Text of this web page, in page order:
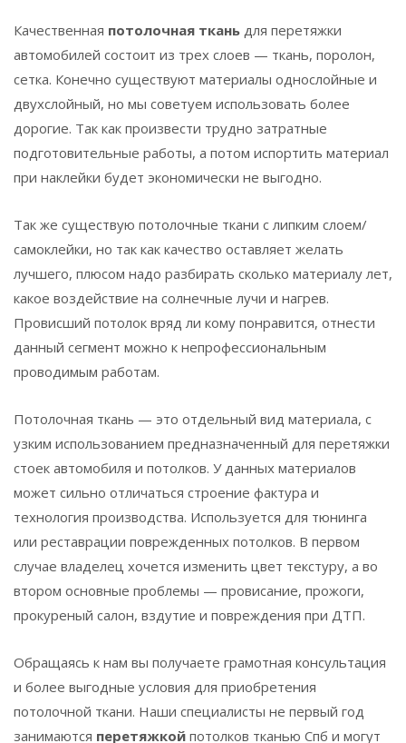
Качественная потолочная ткань для перетяжки
автомобилей состоит из трех слоев — ткань, поролон,
сетка. Конечно существуют материалы однослойные и
двухслойный, но мы советуем использовать более
дорогие. Так как произвести трудно затратные
подготовительные работы, а потом испортить материал
при наклейки будет экономически не выгодно.
Так же существую потолочные ткани с липким слоем/
самоклейки, но так как качество оставляет желать
лучшего, плюсом надо разбирать сколько материалу лет,
какое воздействие на солнечные лучи и нагрев.
Провисший потолок вряд ли кому понравится, отнести
данный сегмент можно к непрофессиональным
проводимым работам.
Потолочная ткань — это отдельный вид материала, с
узким использованием предназначенный для перетяжки
стоек автомобиля и потолков. У данных материалов
может сильно отличаться строение фактура и
технология производства. Используется для тюнинга
или реставрации поврежденных потолков. В первом
случае владелец хочется изменить цвет текстуру, а во
втором основные проблемы — провисание, прожоги,
прокуреный салон, вздутие и повреждения при ДТП.
Обращаясь к нам вы получаете грамотная консультация
и более выгодные условия для приобретения
потолочной ткани. Наши специалисты не первый год
занимаются перетяжкой потолков тканью Спб и могут